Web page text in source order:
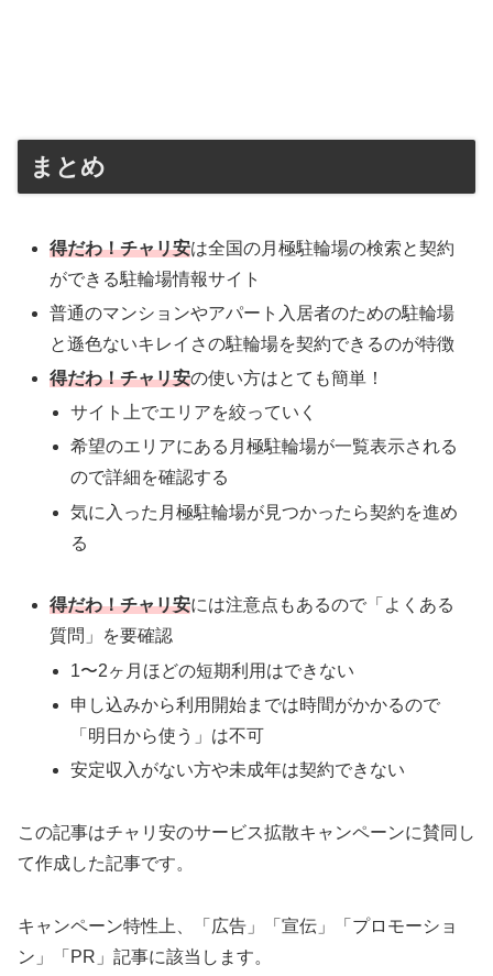
まとめ
得だわ！チャリ安は全国の月極駐輪場の検索と契約
ができる駐輪場情報サイト
普通のマンションやアパート入居者のための駐輪場
と遜色ないキレイさの駐輪場を契約できるのが特徴
得だわ！チャリ安の使い方はとても簡単！
サイト上でエリアを絞っていく
希望のエリアにある月極駐輪場が一覧表示される
ので詳細を確認する
気に入った月極駐輪場が見つかったら契約を進め
る
得だわ！チャリ安には注意点もあるので「よくある
質問」を要確認
1〜2ヶ月ほどの短期利用はできない
申し込みから利用開始までは時間がかかるので
「明日から使う」は不可
安定収入がない方や未成年は契約できない
この記事はチャリ安のサービス拡散キャンペーンに賛同し
て作成した記事です。
キャンペーン特性上、「広告」「宣伝」「プロモーショ
ン」「PR」記事に該当します。